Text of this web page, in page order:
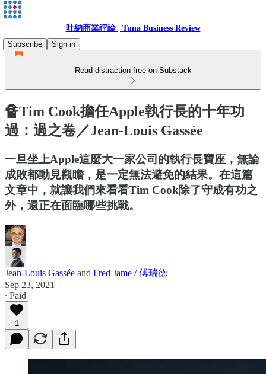
吐納商業評論 | Tuna Business Review
Subscribe
Sign in
Read distraction-free on Substack
🔏Tim Cook擔任Apple執行長的十年功
過：過之卷／Jean-Louis Gassée
一旦坐上Apple這麼大一家公司的執行長寶座，無論
成敗都動見觀瞻，是一定無法避免的結果。在這篇
文章中，就讓我們來看看Tim Cook除了守成有功之
外，還正在面臨哪些挑戰。
Jean-Louis Gassée and Fred Jame / 傅瑞德
Sep 23, 2021
∙ Paid
1